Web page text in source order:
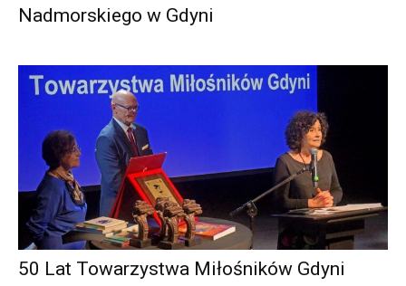
Nadmorskiego w Gdyni
50 Lat Towarzystwa Miłośników Gdyni